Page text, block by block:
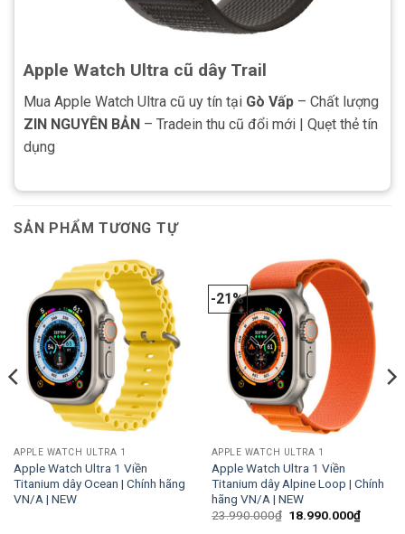
Apple Watch Ultra cũ dây Trail
Mua Apple Watch Ultra cũ uy tín tại Gò Vấp – Chất lượng
ZIN NGUYÊN BẢN – Tradein thu cũ đổi mới | Quẹt thẻ tín
dụng
SẢN PHẨM TƯƠNG TỰ
APPLE WATCH ULTRA 1
Apple Watch Ultra 1 Viền
Titanium dây Ocean | Chính hãng
VN/A | NEW
-21%
APPLE WATCH ULTRA 1
Apple Watch Ultra 1 Viền
Titanium dây Alpine Loop | Chính
hãng VN/A | NEW
23.990.000₫ Giá
18.990.000₫Giá
hiện